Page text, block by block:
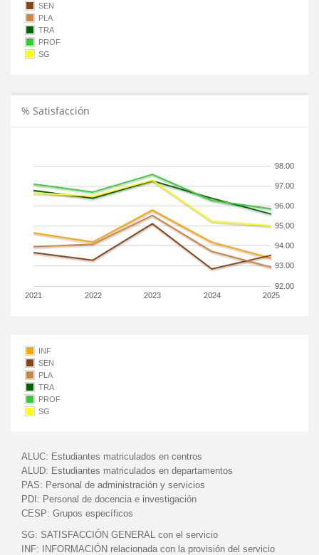
SEN
PLA
TRA
PROF
SG
% Satisfacción
2021 2022 2023 2024 2025
92.00
93.00
94.00
95.00
96.00
97.00
98.00
INF
SEN
PLA
TRA
PROF
SG
ALUC: Estudiantes matriculados en centros
ALUD: Estudiantes matriculados en departamentos
PAS: Personal de administración y servicios
PDI: Personal de docencia e investigación
CESP: Grupos específicos
SG: SATISFACCIÓN GENERAL con el servicio
INF:
INFORMACIÓN relacionada con la provisión del servicio